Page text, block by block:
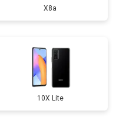
X8a
10X Lite